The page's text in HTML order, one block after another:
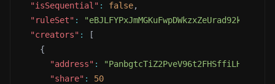
"isSequential" : false,
"ruleSet" :
"creators" :
[
{
"address" :
"share" :
50